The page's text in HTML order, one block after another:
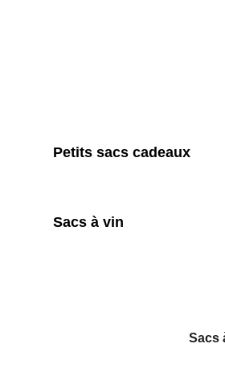
Petits sacs cadeaux
Sacs à vin
Sacs